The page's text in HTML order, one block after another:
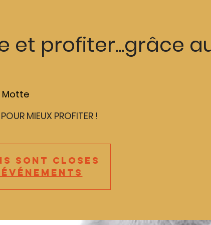
et profiter...grâce
Motte
MIEUX PROFITER !
sont closes